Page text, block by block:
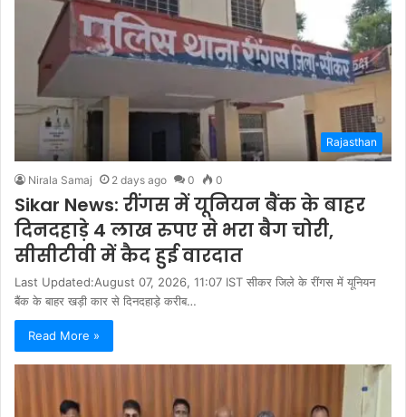
Rajasthan
Nirala Samaj 2 days ago 0 0
Sikar News: रींगस में यूनियन बैंक के बाहर
दिनदहाड़े 4 लाख रुपए से भरा बैग चोरी,
सीसीटीवी में कैद हुई वारदात
Last Updated:August 07, 2026, 11:07 IST सीकर जिले के रींगस में यूनियन
बैंक के बाहर खड़ी कार से दिनदहाड़े करीब…
Read More »